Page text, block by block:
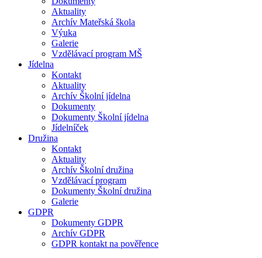
Aktuality
Archív Mateřská škola
Výuka
Galerie
Vzdělávací program MŠ
Jídelna
Kontakt
Aktuality
Archív Školní jídelna
Dokumenty
Dokumenty Školní jídelna
Jídelníček
Družina
Kontakt
Aktuality
Archív Školní družina
Vzdělávací program
Dokumenty Školní družina
Galerie
GDPR
Dokumenty GDPR
Archív GDPR
GDPR kontakt na pověřence